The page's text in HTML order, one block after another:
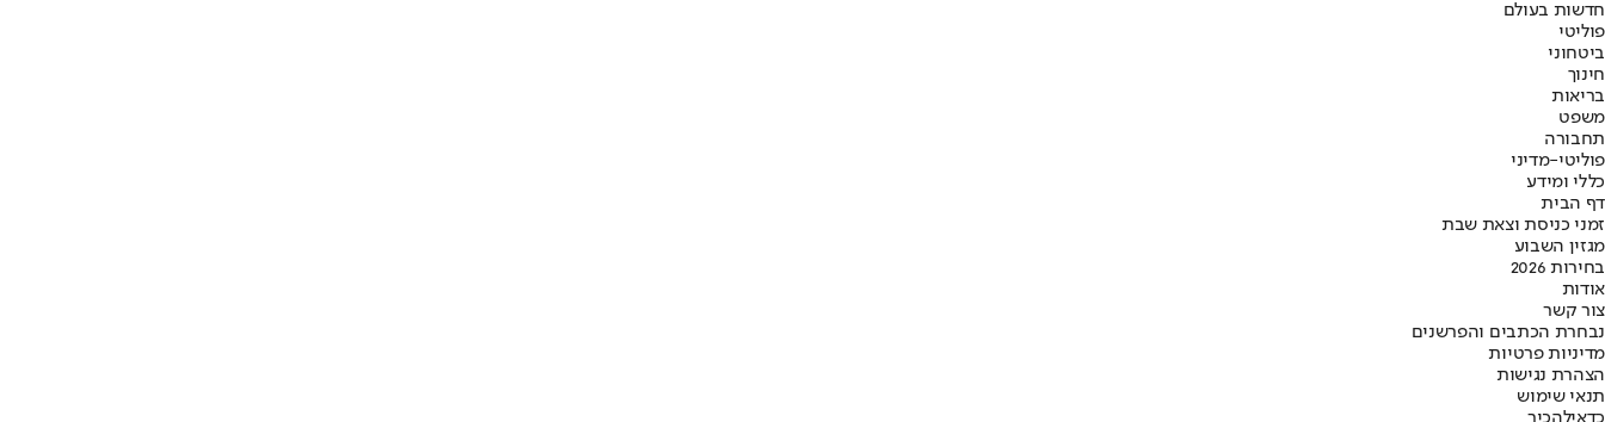
חדשות בעולם
פוליטי
ביטחוני
חינוך
בריאות
משפט
תחבורה
פוליטי-מדיני
כללי ומידע
דף הבית
זמני כניסת וצאת שבת
מגזין השבוע
בחירות 2026
אודות
צור קשר
נבחרת הכתבים והפרשנים
מדיניות פרטיות
הצהרת נגישות
תנאי שימוש